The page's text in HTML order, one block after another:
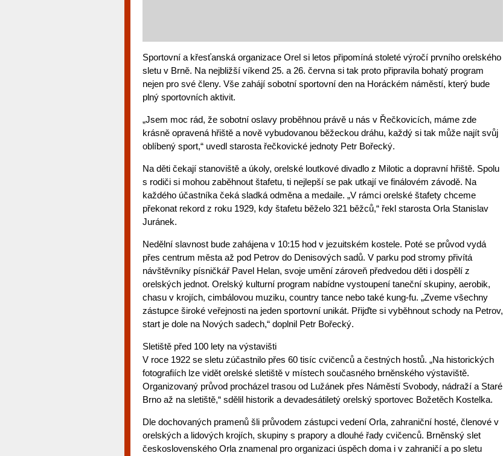
Sportovní a křesťanská organizace Orel si letos připomíná stoleté výročí prvního orelského
sletu v Brně. Na nejbližší víkend 25. a 26. června si tak proto připravila bohatý program
nejen pro své členy. Vše zahájí sobotní sportovní den na Horáckém náměstí, který bude
plný sportovních aktivit.
„Jsem moc rád, že sobotní oslavy proběhnou právě u nás v Řečkovicích, máme zde
krásně opravená hřiště a nově vybudovanou běžeckou dráhu, každý si tak může najít svůj
oblíbený sport,“ uvedl starosta řečkovické jednoty Petr Bořecký.
Na děti čekají stanoviště a úkoly, orelské loutkové divadlo z Milotic a dopravní hřiště. Spolu
s rodiči si mohou zaběhnout štafetu, ti nejlepší se pak utkají ve finálovém závodě. Na
každého účastníka čeká sladká odměna a medaile. „V rámci orelské štafety chceme
překonat rekord z roku 1929, kdy štafetu běželo 321 běžců,“ řekl starosta Orla Stanislav
Juránek.
Nedělní slavnost bude zahájena v 10:15 hod v jezuitském kostele. Poté se průvod vydá
přes centrum města až pod Petrov do Denisových sadů. V parku pod stromy přivítá
návštěvníky písničkář Pavel Helan, svoje umění zároveň předvedou děti i dospělí z
orelských jednot. Orelský kulturní program nabídne vystoupení taneční skupiny, aerobik,
chasu v krojích, cimbálovou muziku, country tance nebo také kung-fu. „Zveme všechny
zástupce široké veřejnosti na jeden sportovní unikát. Přijďte si vyběhnout schody na Petrov,
start je dole na Nových sadech,“ doplnil Petr Bořecký.
Sletiště před 100 lety na výstavišti
V roce 1922 se sletu zúčastnilo přes 60 tisíc cvičenců a čestných hostů. „Na historických
fotografiích lze vidět orelské sletiště v místech současného brněnského výstaviště.
Organizovaný průvod procházel trasou od Lužánek přes Náměstí Svobody, nádraží a Staré
Brno až na sletiště,“ sdělil historik a devadesátiletý orelský sportovec Božetěch Kostelka.
Dle dochovaných pramenů šli průvodem zástupci vedení Orla, zahraniční hosté, členové v
orelských a lidových krojích, skupiny s prapory a dlouhé řady cvičenců. Brněnský slet
československého Orla znamenal pro organizaci úspěch doma i v zahraničí a po sletu